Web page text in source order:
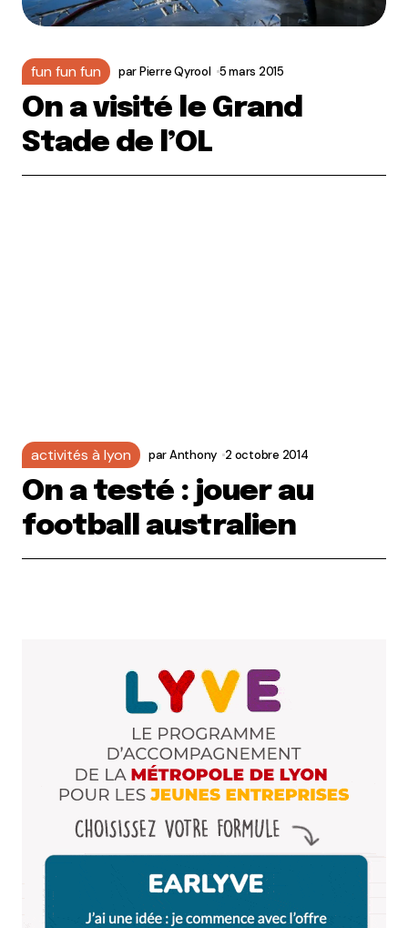
fun fun fun parPierre Qyrool 5 mars 2015
On a visité le Grand
Stade de l’OL
activités à lyon parAnthony 2 octobre 2014
On a testé : jouer au
football australien